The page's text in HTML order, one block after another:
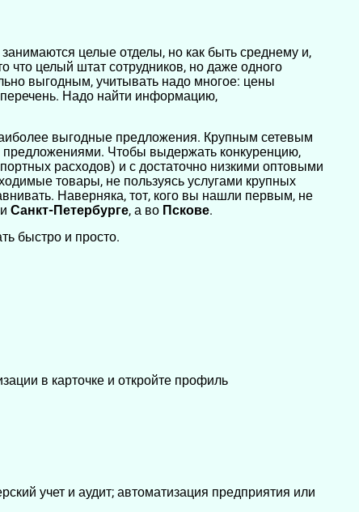
целые отделы, но как быть среднему и,
что целый штат сотрудников, но даже одного
выгодным, учитывать надо многое: цены
Надо найти информацию,
выгодные предложения. Крупным сетевым
Чтобы выдержать конкуренцию,
расходов) и с достаточно низкими оптовыми
товары, не пользуясь услугами крупных
Наверняка, тот, кого вы нашли первым, не
Санкт-Петербурге, а во Пскове.
быстро и просто.
в карточке и откройте профиль
учет и аудит; автоматизация предприятия или